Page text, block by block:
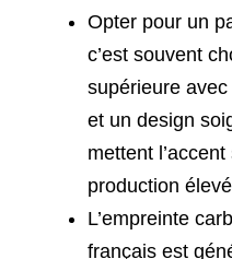
Opter pour un
c’est souvent
supérieure
et un design
mettent
production
L’empreinte
français est